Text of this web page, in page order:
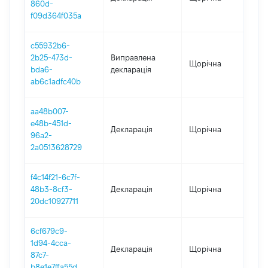
860d-
f09d364f035a
c55932b6-
2b25-473d-
bda6-
ab6c1adfc40b
Виправлена
декларація
Щорічна
aa48b007-
e48b-451d-
96a2-
2a0513628729
Декларація Щорічна
f4c14f21-6c7f-
48b3-8cf3-
20dc10927711
Декларація Щорічна
6cf679c9-
1d94-4cca-
87c7-
Декларація Щорічна